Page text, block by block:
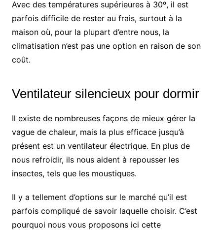
Avec des températures supérieures à 30º, il est
parfois difficile de rester au frais, surtout à la
maison où, pour la plupart d’entre nous, la
climatisation n’est pas une option en raison de son
coût.
Ventilateur silencieux pour dormir
Il existe de nombreuses façons de mieux gérer la
vague de chaleur, mais la plus efficace jusqu’à
présent est un ventilateur électrique. En plus de
nous refroidir, ils nous aident à repousser les
insectes, tels que les moustiques.
Il y a tellement d’options sur le marché qu’il est
parfois compliqué de savoir laquelle choisir. C’est
pourquoi nous vous proposons ici cette